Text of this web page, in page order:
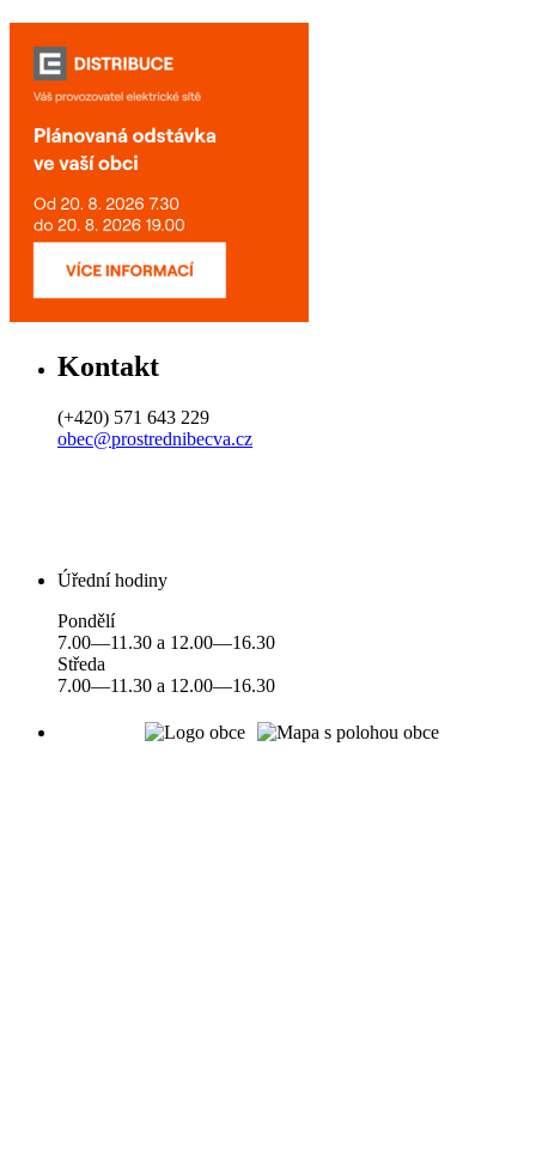
Kontakt
(+420) 571 643 229
obec@prostrednibecva.cz
Úřední hodiny
Pondělí
7.00—11.30 a 12.00—16.30
Středa
7.00—11.30 a 12.00—16.30